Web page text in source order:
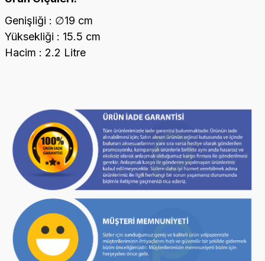
Genişliği : ∅19 cm
Yüksekliği : 15.5 cm
Hacim : 2.2 Litre